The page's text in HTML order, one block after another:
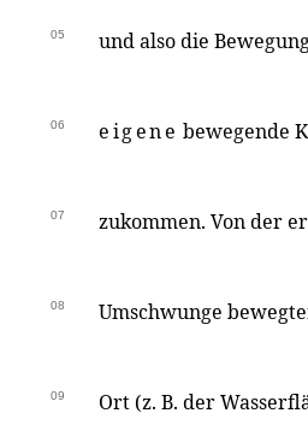
05 und also die
06 eigene bewegende
07 zukommen. Von der
08 Umschwunge
09 Ort (z. B. der